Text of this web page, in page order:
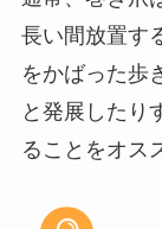
長い間放置す
をかばった歩
と発展したり
ることをオス